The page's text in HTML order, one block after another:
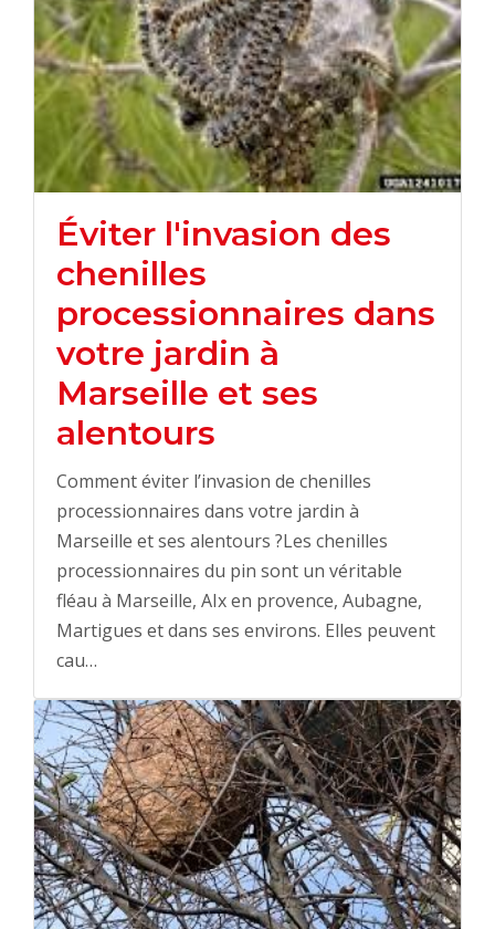
Éviter l'invasion des
chenilles
processionnaires dans
votre jardin à
Marseille et ses
alentours
Comment éviter l’invasion de chenilles
processionnaires dans votre jardin à
Marseille et ses alentours ?Les chenilles
processionnaires du pin sont un véritable
fléau à Marseille, AIx en provence, Aubagne,
Martigues et dans ses environs. Elles peuvent
cau…